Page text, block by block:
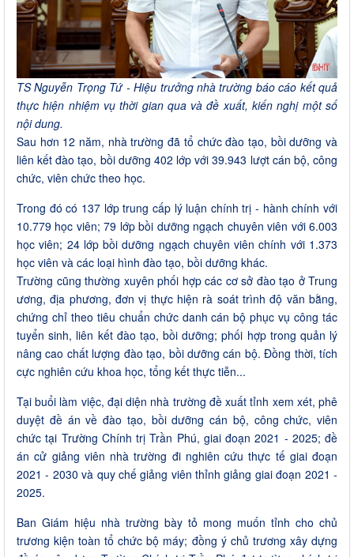
TS Nguyễn Trọng Tứ - Hiệu trưởng nhà trường báo cáo kết quả
thực hiện nhiệm vụ thời gian qua và đề xuất, kiến nghị một số
nội dung.
Sau hơn 12 năm, nhà trường đã tổ chức đào tạo, bồi dưỡng và
liên kết đào tạo, bồi dưỡng 402 lớp với 39.943 lượt cán bộ, công
chức, viên chức theo học.
Trong đó có 137 lớp trung cấp lý luận chính trị - hành chính với
10.779 học viên; 79 lớp bồi dưỡng ngạch chuyên viên với 6.003
học viên; 24 lớp bồi dưỡng ngạch chuyên viên chính với 1.373
học viên và các loại hình đào tạo, bồi dưỡng khác.
Trường cũng thường xuyên phối hợp các cơ sở đào tạo ở Trung
ương, địa phương, đơn vị thực hiện rà soát trình độ văn bằng,
chứng chỉ theo tiêu chuẩn chức danh cán bộ phục vụ công tác
tuyển sinh, liên kết đào tạo, bồi dưỡng; phối hợp trong quản lý
nâng cao chất lượng đào tạo, bồi dưỡng cán bộ. Đồng thời, tích
cực nghiên cứu khoa học, tổng kết thực tiễn...
Tại buổi làm việc, đại diện nhà trường đề xuất tỉnh xem xét, phê
duyệt đề án về đào tạo, bồi dưỡng cán bộ, công chức, viên
chức tại Trường Chính trị Trần Phú, giai đoạn 2021 - 2025; đề
án cử giảng viên nhà trường đi nghiên cứu thực tế giai đoạn
2021 - 2030 và quy chế giảng viên thỉnh giảng giai đoạn 2021 -
2025.
Ban Giám hiệu nhà trường bày tỏ mong muốn tỉnh cho chủ
trương kiện toàn tổ chức bộ máy; đồng ý chủ trương xây dựng